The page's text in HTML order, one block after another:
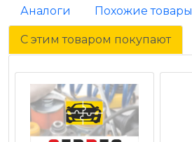
Аналоги Похожие товары
С этим товаром покупают